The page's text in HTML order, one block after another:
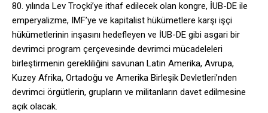
80. yılında Lev Troçki’ye ithaf edilecek olan kongre, İUB-DE ile
emperyalizme, IMF’ye ve kapitalist hükümetlere karşı işçi
hükümetlerinin inşasını hedefleyen ve İUB-DE gibi asgari bir
devrimci program çerçevesinde devrimci mücadeleleri
birleştirmenin gerekliliğini savunan Latin Amerika, Avrupa,
Kuzey Afrika, Ortadoğu ve Amerika Birleşik Devletleri’nden
devrimci örgütlerin, grupların ve militanların davet edilmesine
açık olacak.